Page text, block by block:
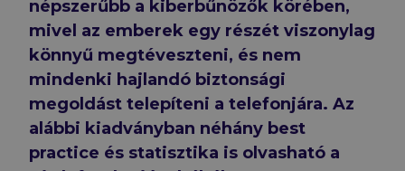
népszerűbb a kiberbűnözők körében,
mivel az emberek egy részét viszonylag
könnyű megtéveszteni, és nem
mindenki hajlandó biztonsági
megoldást telepíteni a telefonjára. Az
alábbi kiadványban néhány best
practice és statisztika is olvasható a